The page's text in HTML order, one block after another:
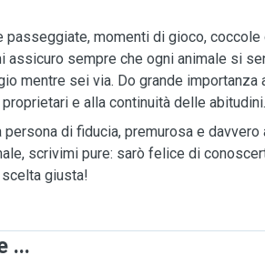
passeggiate, momenti di gioco,
assicuro sempre che ogni animale si
mentre sei via. Do grande importanza
e alla continuità delle abitudini.
persona di fiducia, premurosa e davvero
scrivimi pure: sarò felice di
giusta!
...